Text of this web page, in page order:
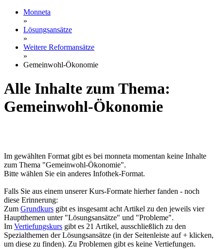
Monneta
»
Lösungsansätze
»
Weitere Reformansätze
»
Gemeinwohl-Ökonomie
Alle Inhalte zum Thema:
Gemeinwohl-Ökonomie
Im gewählten Format gibt es bei monneta momentan keine Inhalte
zum Thema "Gemeinwohl-Ökonomie".
Bitte wählen Sie ein anderes Infothek-Format.
Falls Sie aus einem unserer Kurs-Formate hierher fanden - noch
diese Erinnerung:
Zum Grundkurs gibt es insgesamt acht Artikel zu den jeweils vier
Hauptthemen unter "Lösungsansätze" und "Probleme".
Im Vertiefungskurs gibt es 21 Artikel, ausschließlich zu den
Spezialthemen der Lösungsansätze (in der Seitenleiste auf + klicken,
um diese zu finden). Zu Problemen gibt es keine Vertiefungen.